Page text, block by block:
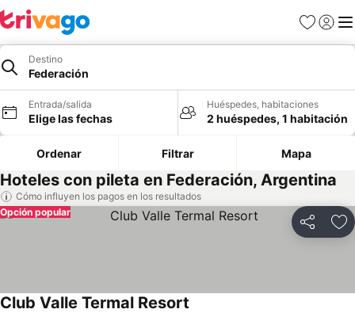
Favoritos
Iniciar
Destino
Federación
Entrada/salida
Elige las fechas
Huéspedes, habitaciones
2 huéspedes, 1 habitación
Ordenar Filtrar Mapa
Hoteles con pileta en Federación, Argentina
Cómo influyen los pagos en los resultados
Compartir
Opción popular
Club Valle Termal Resort